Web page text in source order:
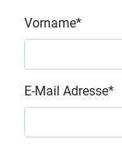
Vorname*
E-Mail Adresse*